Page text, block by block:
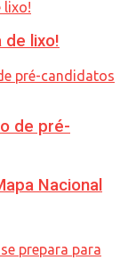
Nacional
de lixo!
de pré-